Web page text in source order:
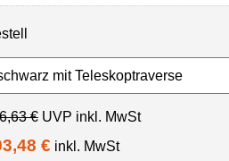
€UVP inkl. MwSt
€ inkl. MwSt